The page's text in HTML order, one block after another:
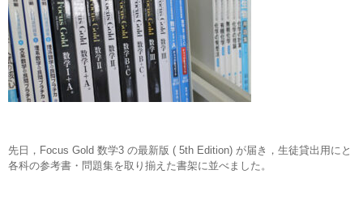
先日，Focus Gold 数学3 の最新版 ( 5th Edition) が届き，生徒貸出用にと
各科の参考書・問題集を取り揃えた書架に並べました。